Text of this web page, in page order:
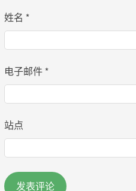
姓名 *
电子邮件 *
站点